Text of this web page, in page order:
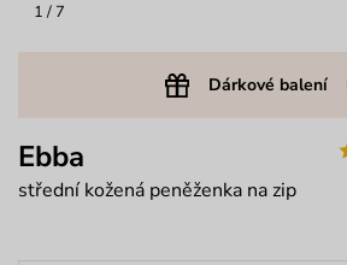
1 / 7
Dárkové balení
Ebba
střední kožená peněženka na zip